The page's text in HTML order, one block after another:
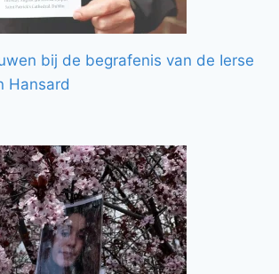
bij de begrafenis van de Ierse
Hansard